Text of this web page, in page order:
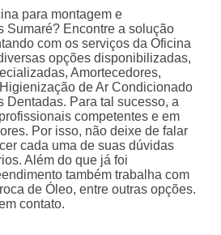
para montagem e
Sumaré? Encontre a solução
com os serviços da Oficina
opções disponibilizadas,
Amortecedores,
de Ar Condicionado
Dentadas. Para tal sucesso, a
competentes e em
Por isso, não deixe de falar
cada uma de suas dúvidas
Além do que já foi
também trabalha com
de Óleo, entre outras opções.
contato.